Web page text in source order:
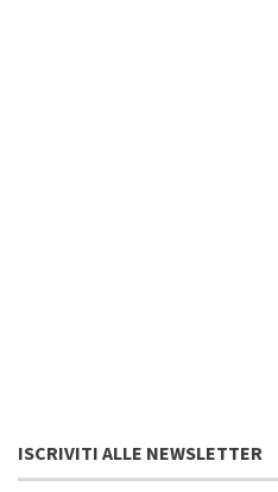
ISCRIVITI ALLE NEWSLETTER